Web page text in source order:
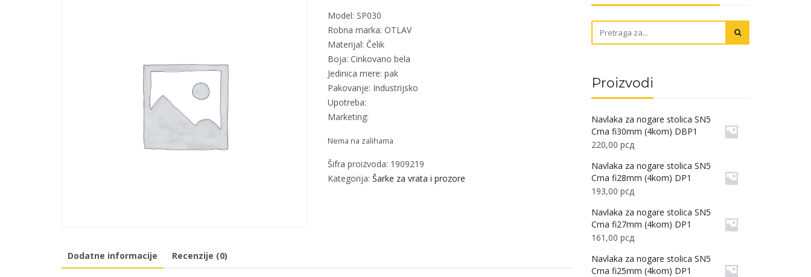
Model: SP030
Robna marka: OTLAV
Materijal: Čelik
Boja: Cinkovano bela
Jedinica mere: pak
Pakovanje: Industrijsko
Upotreba:
Marketing:
Nema na zalihama
Šifra proizvoda: 1909219
Kategorija: Šarke za vrata i prozore
Dodatne informacije Recenzije (0)
Proizvodi
Navlaka za nogare stolica SN5
Crna fi30mm (4kom) DBP1
220,00 рсд
Navlaka za nogare stolica SN5
Crna fi28mm (4kom) DP1
193,00 рсд
Navlaka za nogare stolica SN5
Crna fi27mm (4kom) DP1
161,00 рсд
Navlaka za nogare stolica SN5
Crna fi25mm (4kom) DP1